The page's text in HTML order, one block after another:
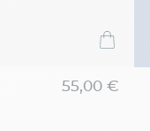
55,00 €